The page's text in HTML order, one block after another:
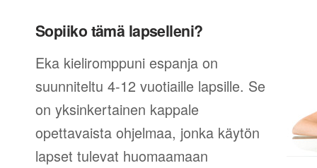
Sopiiko tämä lapselleni?
Eka kieliromppuni espanja on
suunniteltu 4-12 vuotiaille lapsille. Se
on yksinkertainen kappale
opettavaista ohjelmaa, jonka käytön
lapset tulevat huomaamaan